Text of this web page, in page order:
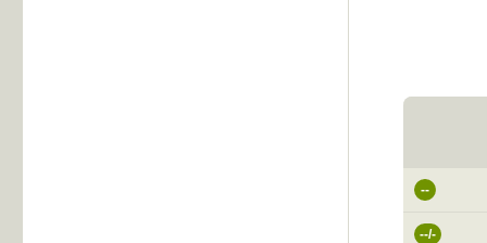
--
--/-